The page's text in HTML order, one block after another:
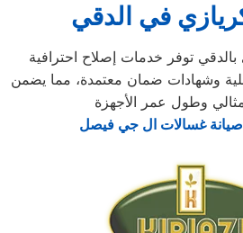
في الدقي
توفر خدمات إصلاح احترافية
وشهادات ضمان معتمدة، مما يضمن
صيانة غسالات ال جي فيصل